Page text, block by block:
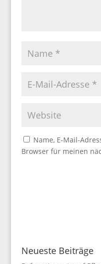
Name, E-Mail-
Browser für meinen
Neueste Beiträge